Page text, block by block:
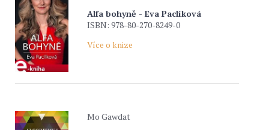
Alfa bohyně - Eva Paclíková
ISBN: 978-80-270-8249-0
Více o knize
Mo Gawdat